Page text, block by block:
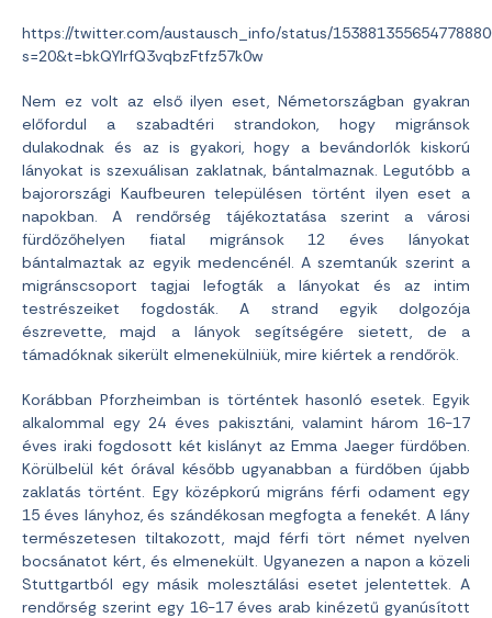
https://twitter.com/austausch_info/status/
s=20&t=bkQYIrfQ3vqbzFtfz57k0w
Nem ez volt az első ilyen eset, Németországban gyakran
előfordul a szabadtéri strandokon, hogy migránsok
dulakodnak és az is gyakori, hogy a bevándorlók kiskorú
lányokat is szexuálisan zaklatnak, bántalmaznak. Legutóbb a
bajorországi Kaufbeuren településen történt ilyen eset a
napokban. A rendőrség tájékoztatása szerint a városi
fürdőzőhelyen fiatal migránsok 12 éves lányokat
bántalmaztak az egyik medencénél. A szemtanúk szerint a
migránscsoport tagjai lefogták a lányokat és az intim
testrészeiket fogdosták. A strand egyik dolgozója
észrevette, majd a lányok segítségére sietett, de a
támadóknak sikerült elmenekülniük, mire kiértek a rendőrök.
Korábban Pforzheimban is történtek hasonló esetek. Egyik
alkalommal egy 24 éves pakisztáni, valamint három 16-17
éves iraki fogdosott két kislányt az Emma Jaeger fürdőben.
Körülbelül két órával később ugyanabban a fürdőben újabb
zaklatás történt. Egy középkorú migráns férfi odament egy
15 éves lányhoz, és szándékosan megfogta a fenekét. A lány
természetesen tiltakozott, majd férfi tört német nyelven
bocsánatot kért, és elmenekült. Ugyanezen a napon a közeli
Stuttgartból egy másik molesztálási esetet jelentettek. A
rendőrség szerint egy 16-17 éves arab kinézetű gyanúsított